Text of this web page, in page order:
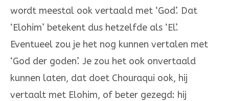
wordt meestal ook vertaald met ‘God’. Dat
‘Elo­him’ betekent dus hetzelfde als ‘El’.
Eventueel zou je het nog kunnen vertalen met
‘God der goden’. Je zou het ook onvertaald
kunnen laten, dat doet Chouraqui ook, hij
vertaalt met Elohim, of beter gezegd: hij